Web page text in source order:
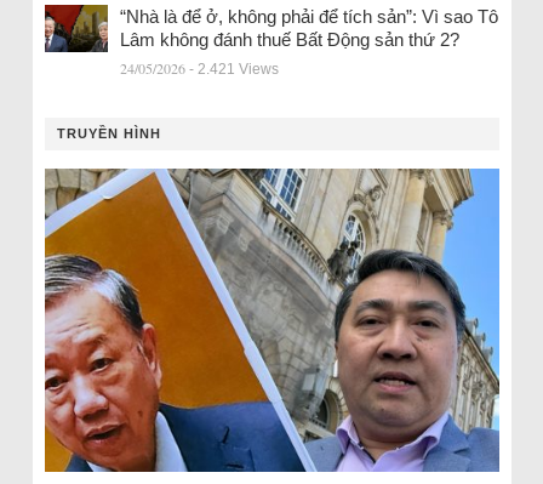
“Nhà là để ở, không phải để tích sản”: Vì sao Tô
Lâm không đánh thuế Bất Động sản thứ 2?
24/05/2026 - 2.421 Views
TRUYỀN HÌNH